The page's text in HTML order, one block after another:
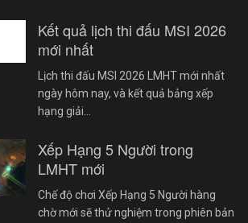
Kết quả lịch thi đấu MSI 2026
mới nhất
Lịch thi đấu MSI 2026 LMHT mới nhất
ngày hôm nay, và kết quả bảng xếp
hạng giải…
Xếp Hạng 5 Người trong
LMHT mới
Chế độ chơi Xếp Hạng 5 Người hàng
chờ mới sẽ thử nghiệm trong phiên bản